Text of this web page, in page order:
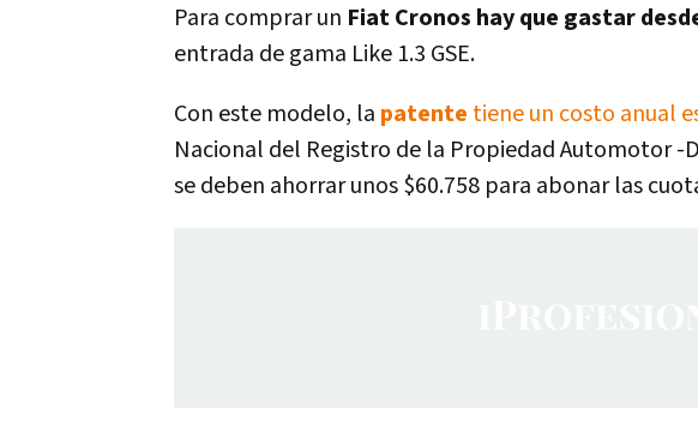
Para comprar un Fiat Cronos hay que gastar
entrada de gama Like 1.3 GSE.
Con este modelo, la patente tiene un costo anual
Nacional del Registro de la Propiedad Automotor -
se deben ahorrar unos $60.758 para abonar las